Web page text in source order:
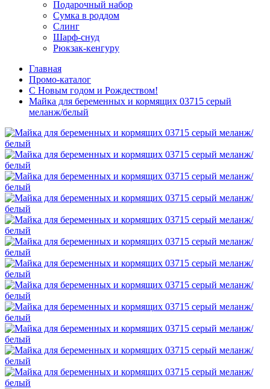
Подарочный набор
Сумка в роддом
Слинг
Шарф-снуд
Рюкзак-кенгуру
Главная
Промо-каталог
С Новым годом и Рождеством!
Майка для беременных и кормящих 03715 серый
меланж/белый